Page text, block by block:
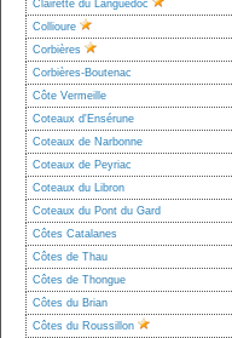
Clairette du Languedoc
Collioure
Corbières
Corbières-Boutenac
Côte Vermeille
Coteaux d'Ensérune
Coteaux de Narbonne
Coteaux de Peyriac
Coteaux du Libron
Coteaux du Pont du Gard
Côtes Catalanes
Côtes de Thau
Côtes de Thongue
Côtes du Brian
Côtes du Roussillon